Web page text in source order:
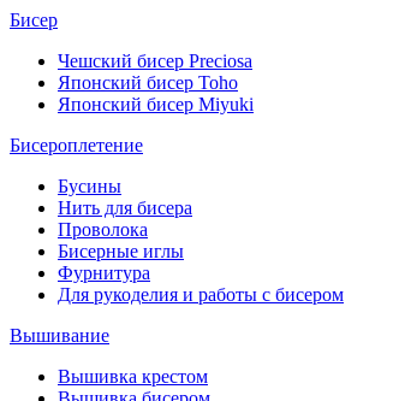
Бисер
Чешский бисер Preciosa
Японский бисер Toho
Японский бисер Miyuki
Бисероплетение
Бусины
Нить для бисера
Проволока
Бисерные иглы
Фурнитура
Для рукоделия и работы с бисером
Вышивание
Вышивка крестом